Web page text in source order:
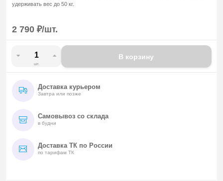
удерживать вес до 50 кг.
2 790 ₽/шт.
шт.
В корзину
Доставка курьером
Завтра или позже
Самовывоз со склада
в будни
Доставка ТК по России
по тарифам ТК